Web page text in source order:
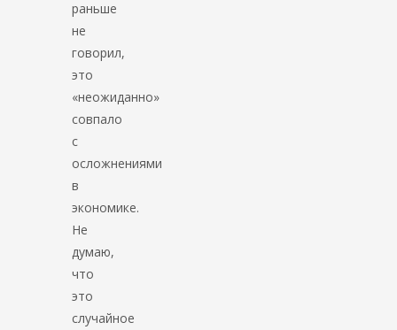
раньше
не
говорил,
это
«неожиданно»
совпало
с
осложнениями
в
экономике.
Не
думаю,
что
это
случайное